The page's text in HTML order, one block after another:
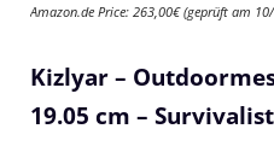
Amazon.de Price: 263,00€(geprüft am 10/
Kizlyar –
19.05 cm –